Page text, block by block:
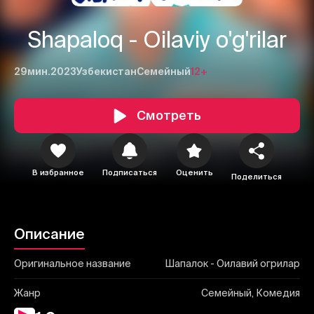
Shapaloq - Oilaviy o'g'rilar
29мин.2023УзбекистанСемейный12+
Смотреть
В избранное Подписаться Оценить Поделиться
Описание
Оригинальное название Шапалок - Оилавий огрилар
Жанр Семейный, Комедия
1 2 3
Отправить
Отменить Авторизоваться